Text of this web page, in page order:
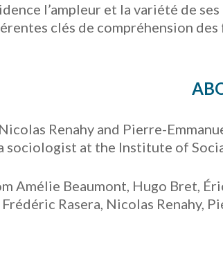
l’ampleur et la variété de
clés de compréhension des
Renahy and Pierre-
sociologist at the Institute of
Amélie Beaumont, Hugo Bret,
Rasera, Nicolas Renahy,